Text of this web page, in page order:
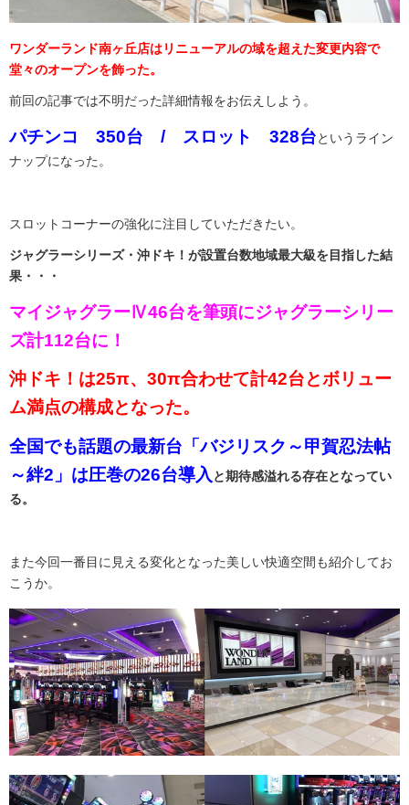
ワンダーランド南ヶ丘店はリニューアルの域を超えた変更内容で
堂々のオープンを飾った。
前回の記事では不明だった詳細情報をお伝えしよう。
パチンコ 350台 / スロット 328台というライン
ナップになった。
スロットコーナーの強化に注目していただきたい。
ジャグラーシリーズ・沖ドキ！が設置台数地域最大級を目指した結
果・・・
マイジャグラーⅣ46台を筆頭にジャグラーシリー
ズ計112台に！
沖ドキ！は25π、30π合わせて計42台とボリュー
ム満点の構成となった。
全国でも話題の最新台「バジリスク～甲賀忍法帖
～絆2」は圧巻の26台導入 と期待感溢れる存在となってい
る。
また今回一番目に見える変化となった美しい快適空間も紹介してお
こうか。